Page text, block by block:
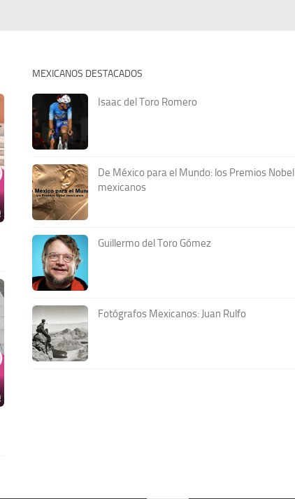
MEXICANOS DESTACADOS
Isaac del Toro Romero
De México para el Mundo: los Premios Nobel
mexicanos
Guillermo del Toro Gómez
Fotógrafos Mexicanos: Juan Rulfo